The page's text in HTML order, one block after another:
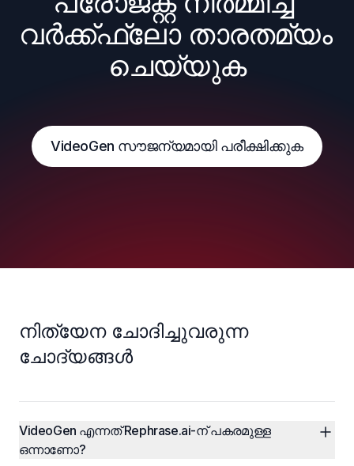
വർക്ക്ഫ്ലോ താരതമ്യം
ചെയ്യുക
VideoGen സൗജന്യമായി പരീക്ഷിക്കുക
നിത്യേന ചോദിച്ചുവരുന്ന
ചോദ്യങ്ങൾ
VideoGen എന്നത് Rephrase.ai-ന് പകരമുള്ള
ഒന്നാണോ?